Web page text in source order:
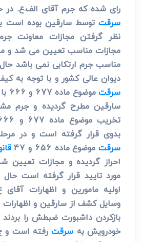
رای شده که جرم آقای الف.ع. در
سرقت توسط سارقین بوده است
نظر گرفتن مجازات معاونت
مجازات مناسب تعیین می شد و
مناسب جرم ارتکابی نمی باشد
دیوان عالی کشور و با توجه به
سرقت
سارقین مطرح گردیده و جرم
بدوی قرار گرفته است و در
سرقت موضوع ماده 656 و 47
احراز گردیده و مجازات تعیین
مورد تایید قرار گرفته است
اولیه مامورین و اظهارات
وسایل کشف از سارقین و
بازکردن داشبورت ضبطش را
خودرویش به سرقترفته است و